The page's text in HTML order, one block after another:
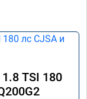
TSI 180